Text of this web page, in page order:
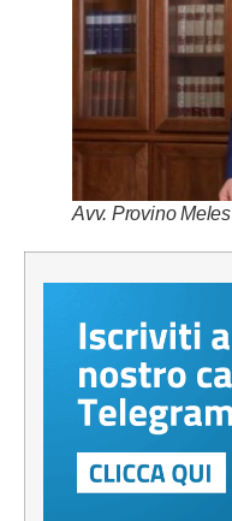
Avv. Provino Meles